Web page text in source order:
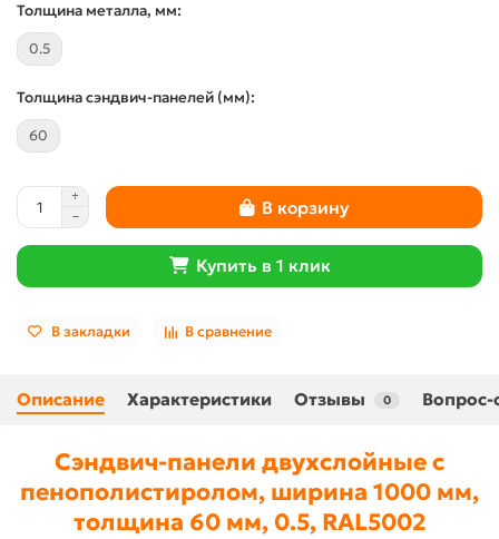
Толщина металла, мм:
0.5
Толщина сэндвич-панелей (мм):
60
В корзину
Купить в 1 клик
В закладки В сравнение
Описание Характеристики Отзывы 0 Вопрос-
Сэндвич-панели двухслойные с
пенополистиролом, ширина 1000 мм,
толщина 60 мм, 0.5, RAL5002